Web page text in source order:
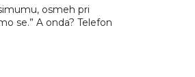
osmeh pri
se.” A onda? Telefon